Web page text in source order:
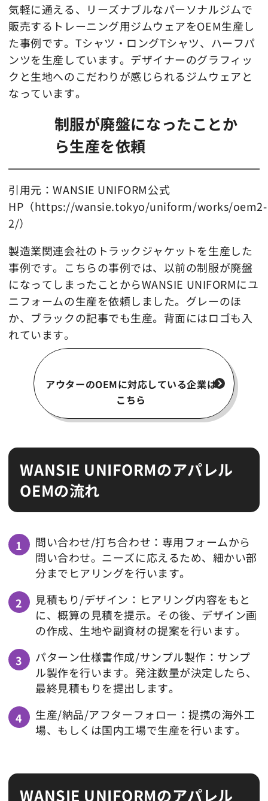
気軽に通える、リーズナブルなパーソナルジムで
販売するトレーニング用ジムウェアをOEM生産し
た事例です。Tシャツ・ロングTシャツ、ハーフパ
ンツを生産しています。デザイナーのグラフィッ
クと生地へのこだわりが感じられるジムウェアと
なっています。
制服が廃盤になったことか
ら生産を依頼
引用元：WANSIE UNIFORM公式
HP（https://wansie.tokyo/uniform/works/oem2-
2/）
製造業関連会社のトラックジャケットを生産した
事例です。こちらの事例では、以前の制服が廃盤
になってしまったことからWANSIE UNIFORMにユ
ニフォームの生産を依頼しました。グレーのほ
か、ブラックの記事でも生産。背面にはロゴも入
れています。
アウターのOEMに対応している企業は
こちら
WANSIE UNIFORMのアパレル
OEMの流れ
問い合わせ/打ち合わせ：専用フォームから
問い合わせ。ニーズに応えるため、細かい部
分までヒアリングを行います。
見積もり/デザイン：ヒアリング内容をもと
に、概算の見積を提示。その後、デザイン画
の作成、生地や副資材の提案を行います。
パターン仕様書作成/サンプル製作：サンプ
ル製作を行います。発注数量が決定したら、
最終見積もりを提出します。
生産/納品/アフターフォロー：提携の海外工
場、もしくは国内工場で生産を行います。
WANSIE UNIFORMのアパレル